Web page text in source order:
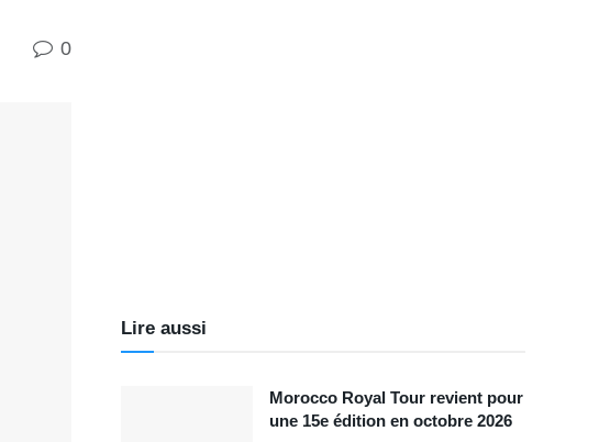
0
Lire aussi
Morocco Royal Tour revient pour
une 15e édition en octobre 2026